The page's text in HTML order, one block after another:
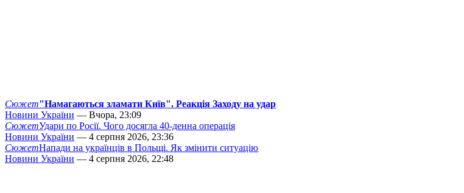
Сюжет"Намагаються зламати Київ". Реакція Заходу на удар
Новини України — Вчора, 23:09
СюжетУдари по Росії. Чого досягла 40-денна операція
Новини України — 4 серпня 2026, 23:36
СюжетНапади на українців в Польщі. Як змінити ситуацію
Новини України — 4 серпня 2026, 22:48